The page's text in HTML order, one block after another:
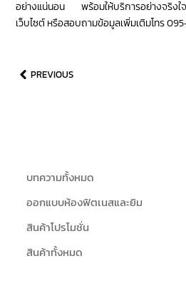
อย่างแน่นอน พร้อมให้บริการอย่างจริงใ
เว็บไซต์ หรือสอบถามข้อมูลเพิ่มเติมโทร
PREVIOUS
บทความทั้งหมด
ออกแบบห้องฟิตเนสและยิม
สินค้าโปรโมชั่น
สินค้าทั้งหมด